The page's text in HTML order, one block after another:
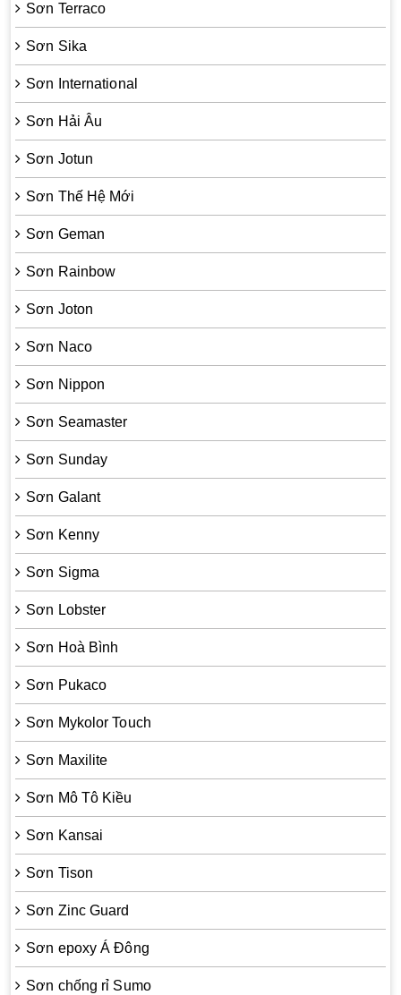
Sơn Terraco
Sơn Sika
Sơn International
Sơn Hải Âu
Sơn Jotun
Sơn Thế Hệ Mới
Sơn Geman
Sơn Rainbow
Sơn Joton
Sơn Naco
Sơn Nippon
Sơn Seamaster
Sơn Sunday
Sơn Galant
Sơn Kenny
Sơn Sigma
Sơn Lobster
Sơn Hoà Bình
Sơn Pukaco
Sơn Mykolor Touch
Sơn Maxilite
Sơn Mô Tô Kiều
Sơn Kansai
Sơn Tison
Sơn Zinc Guard
Sơn epoxy Á Đông
Sơn chống rỉ Sumo